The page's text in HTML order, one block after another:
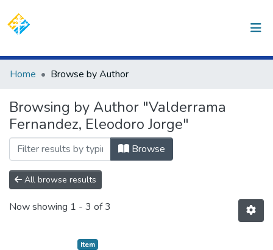
(current)
Communities & Collections
Home Browse by Author
Browsing by Author "Valderrama
Fernandez, Eleodoro Jorge"
Browse
All browse results
Now showing 1 - 3 of 3
Item